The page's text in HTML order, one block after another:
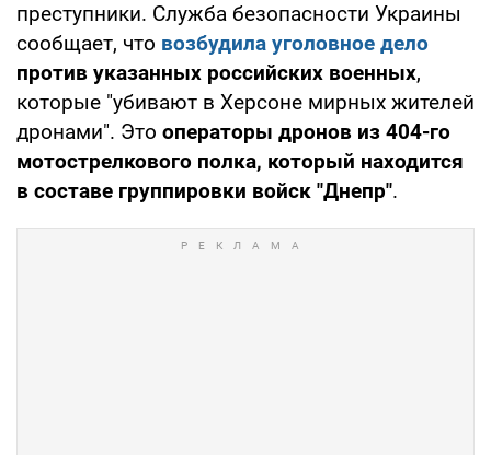
преступники. Служба безопасности Украины
сообщает, что возбудила уголовное дело
против указанных российских военных,
которые "убивают в Херсоне мирных жителей
дронами". Это операторы дронов из 404-го
мотострелкового полка, который находится
в составе группировки войск "Днепр".